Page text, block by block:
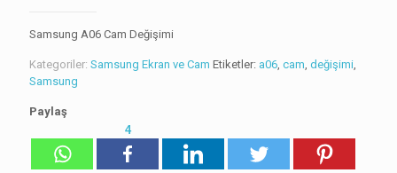
Samsung A06 Cam Değişimi
Kategoriler: Samsung Ekran ve Cam Etiketler: a06, cam, değişimi,
Samsung
Paylaş
4